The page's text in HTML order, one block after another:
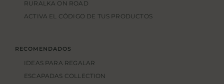
RURALKA ON ROAD
ACTIVA EL CÓDIGO DE TUS PRODUCTOS
RECOMENDADOS
IDEAS PARA REGALAR
ESCAPADAS COLLECTION